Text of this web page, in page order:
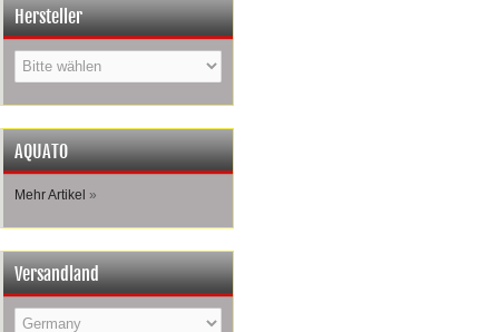
Hersteller
AQUATO
Mehr Artikel »
Versandland